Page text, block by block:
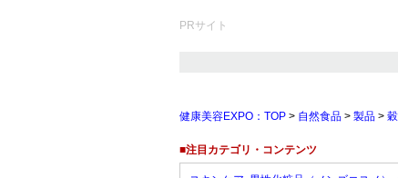
PRサイト
健康美容EXPO：TOP > 自然食品 > 製品 >
■注目カテゴリ・コンテンツ